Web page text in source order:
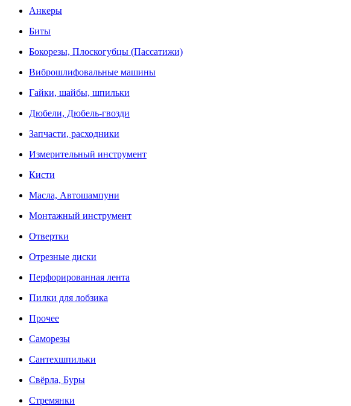
Анкеры
Биты
Бокорезы, Плоскогубцы (Пассатижи)
Виброшлифовальные машины
Гайки, шайбы, шпильки
Дюбели, Дюбель-гвозди
Запчасти, расходники
Измерительный инструмент
Кисти
Масла, Автошампуни
Монтажный инструмент
Отвертки
Отрезные диски
Перфорированная лента
Пилки для лобзика
Прочее
Саморезы
Сантехшпильки
Свёрла, Буры
Стремянки